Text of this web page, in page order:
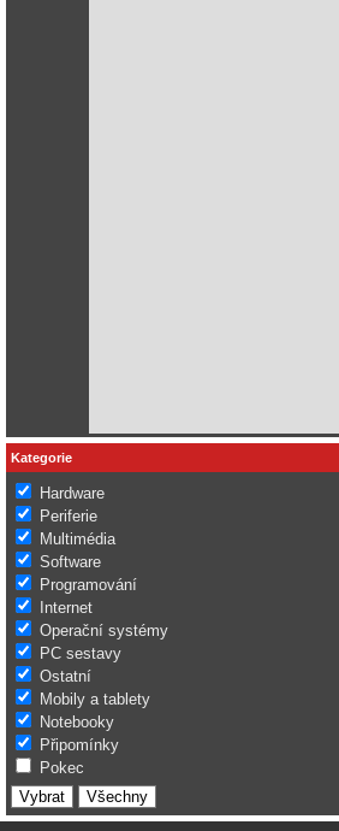
Kategorie
Hardware
Periferie
Multimédia
Software
Programování
Internet
Operační systémy
PC sestavy
Ostatní
Mobily a tablety
Notebooky
Připomínky
Pokec